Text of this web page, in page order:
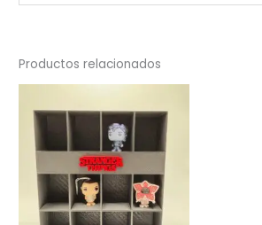
Productos relacionados